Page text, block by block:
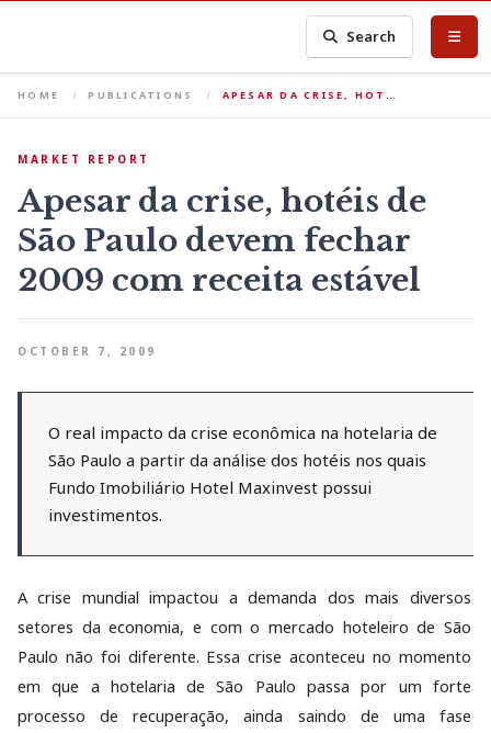
Search
HOME PUBLICATIONS APESAR DA CRISE, HOT…
MARKET REPORT
Apesar da crise, hotéis de
São Paulo devem fechar
2009 com receita estável
OCTOBER 7, 2009
O real impacto da crise econômica na hotelaria de
São Paulo a partir da análise dos hotéis nos quais
Fundo Imobiliário Hotel Maxinvest possui
investimentos.
A crise mundial impactou a demanda dos mais diversos
setores da economia, e com o mercado hoteleiro de São
Paulo não foi diferente. Essa crise aconteceu no momento
em que a hotelaria de São Paulo passa por um forte
processo de recuperação, ainda saindo de uma fase